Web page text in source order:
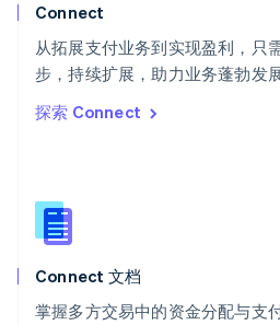
Connect
从拓展支付业务到实现盈利，只
步，持续扩展，助力业务蓬勃发展
探索 Connect
Connect 文档
掌握多方交易中的资金分配与支
泰国
ไทยEnglish
希腊
English
西班牙
新西兰
English
匈牙利
English
ItalianoEnglish